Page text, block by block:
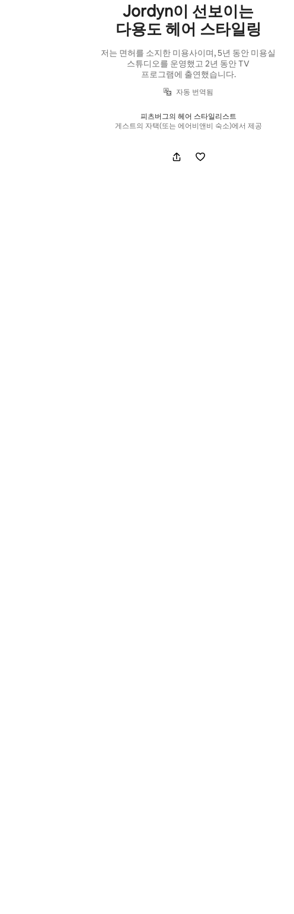
Jordyn이 선보이는
다용도 헤어 스타일링
저는 면허를 소지한 미용사이며, 5년 동안 미용실
스튜디오를 운영했고 2년 동안 TV
프로그램에 출연했습니다.
자동 번역됨
피츠버그의 헤어 스타일리스트
게스트의 자택(또는 에어비앤비 숙소)에서 제공